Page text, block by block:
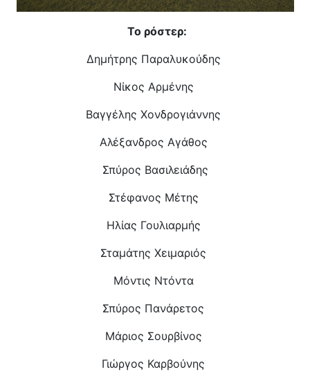
Το ρόστερ:
Δημήτρης Παραλυκούδης
Νίκος Αρμένης
Βαγγέλης Χονδρογιάννης
Αλέξανδρος Αγάθος
Σπύρος Βασιλειάδης
Στέφανος Μέτης
Ηλίας Γουλιαρμής
Σταμάτης Χειμαριός
Μόντις Ντόντα
Σπύρος Πανάρετος
Μάριος Σουρβίνος
Γιώργος Καρβούνης